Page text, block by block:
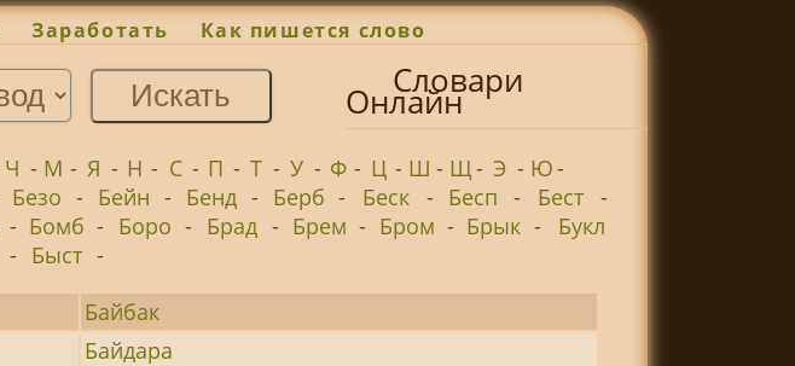
Заработать Как пишется слово
Словари
Онлайн
Ч - М - Я - Н - С - П - Т - У - Ф - Ц - Ш - Щ- Э - Ю-
Безо - Бейн - Бенд - Берб - Беск - Бесп - Бест -
- Бомб - Боро - Брад - Брем - Бром - Брык -
Букл
- Быст -
Байбак
Байдара